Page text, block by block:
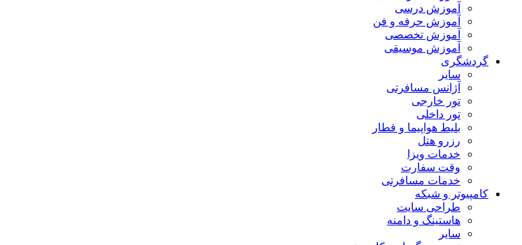
آموزش درسی
آموزش حرفه و فن
آموزش تخصصی
آموزش موسیقی
گردشگری
سایر
آژانس مسافرتی
تور خارجی
تور داخلی
بلیط هواپیما و قطار
رزرو هتل
خدمات ویزا
وقت سفارت
خدمات مسافرتی
کامپیوتر و شبکه
طراحی سایت
هاستینگ و دامنه
سایر